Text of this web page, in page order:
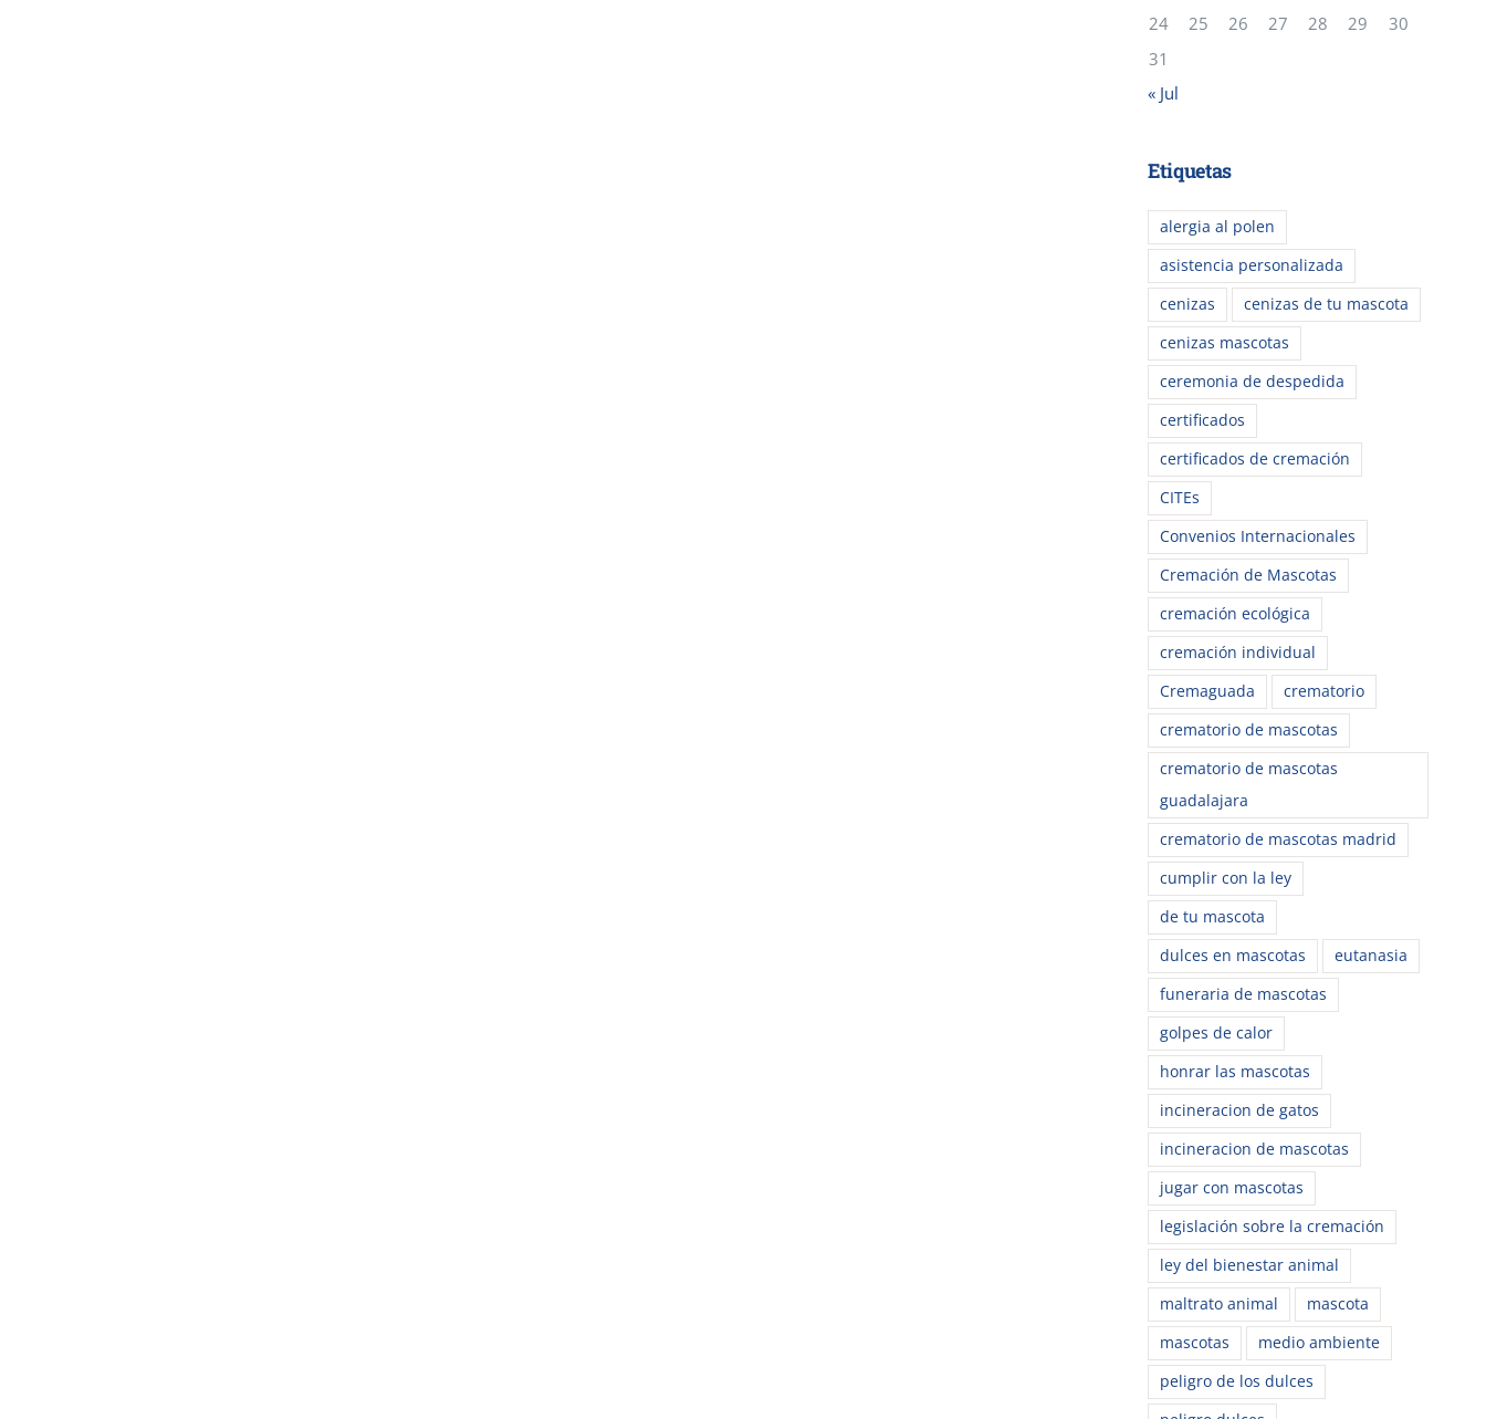
24
25 26 27 28 29
30
31
« Jul
Etiquetas
alergia al polen
asistencia personalizada
cenizas
cenizas de tu mascota
cenizas mascotas
ceremonia de despedida
certificados
certificados de cremación
CITEs
Convenios Internacionales
Cremación de Mascotas
cremación ecológica
cremación individual
Cremaguada
crematorio
crematorio de mascotas
crematorio de mascotas
guadalajara
crematorio de mascotas madrid
cumplir con la ley
de tu mascota
dulces en mascotas
eutanasia
funeraria de mascotas
golpes de calor
honrar las mascotas
incineracion de gatos
incineracion de mascotas
jugar con mascotas
legislación sobre la cremación
ley del bienestar animal
maltrato animal
mascota
mascotas
medio ambiente
peligro de los dulces